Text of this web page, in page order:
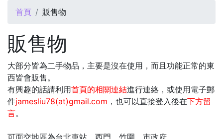
您在這裡
首頁 販售物
販售物
大部分皆為二手物品，主要是沒在使用，而且功能正常的東
西皆會販售。
有興趣的話請利用首頁的相關連結進行連絡，或使用電子郵
件jamesliu78(at)gmail.com ，也可以直接登入後在下方留
言。
可面交地區為台北車站、西門、竹圍、市政府。